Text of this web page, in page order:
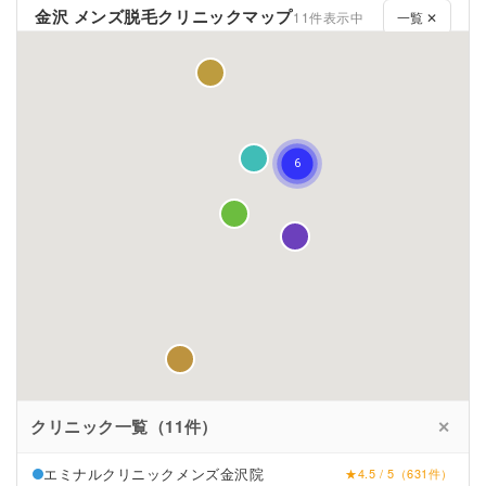
金沢 メンズ脱毛クリニックマップ11件表示中 一覧 ✕
クリニック一覧（11件） ✕
エミナルクリニックメンズ金沢院 ★4.5 / 5（631件）